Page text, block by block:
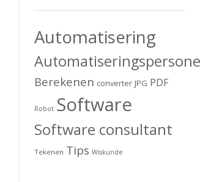
Automatisering
Berekenen converter JPG PDF
Robot Software
Software consultant
Tekenen Tips Wiskunde